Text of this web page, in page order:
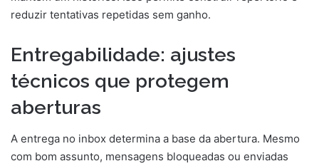
reduzir tentativas repetidas sem ganho.
Entregabilidade: ajustes
técnicos que protegem
aberturas
A entrega no inbox determina a base da abertura. Mesmo
com bom assunto, mensagens bloqueadas ou enviadas